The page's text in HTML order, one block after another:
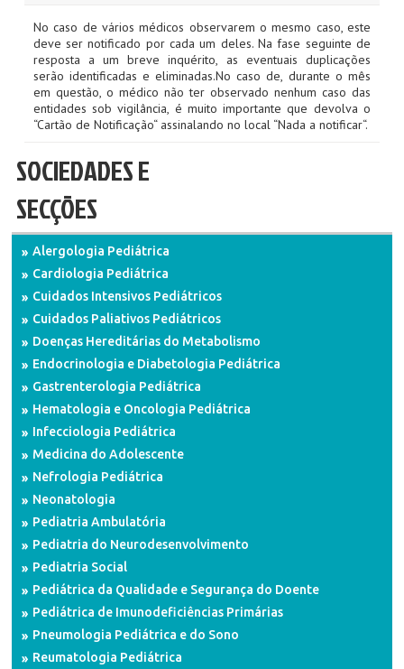
No caso de vários médicos observarem o mesmo caso, este
deve ser notificado por cada um deles. Na fase seguinte de
resposta a um breve inquérito, as eventuais duplicações
serão identificadas e eliminadas.No caso de, durante o mês
em questão, o médico não ter observado nenhum caso das
entidades sob vigilância, é muito importante que devolva o
“Cartão de Notificação“ assinalando no local “Nada a notificar“.
SOCIEDADES E
SECÇÕES
Alergologia Pediátrica
Cardiologia Pediátrica
Cuidados Intensivos Pediátricos
Cuidados Paliativos Pediátricos
Doenças Hereditárias do Metabolismo
Endocrinologia e Diabetologia Pediátrica
Gastrenterologia Pediátrica
Hematologia e Oncologia Pediátrica
Infecciologia Pediátrica
Medicina do Adolescente
Nefrologia Pediátrica
Neonatologia
Pediatria Ambulatória
Pediatria do Neurodesenvolvimento
Pediatria Social
Pediátrica da Qualidade e Segurança do Doente
Pediátrica de Imunodeficiências Primárias
Pneumologia Pediátrica e do Sono
Reumatologia Pediátrica